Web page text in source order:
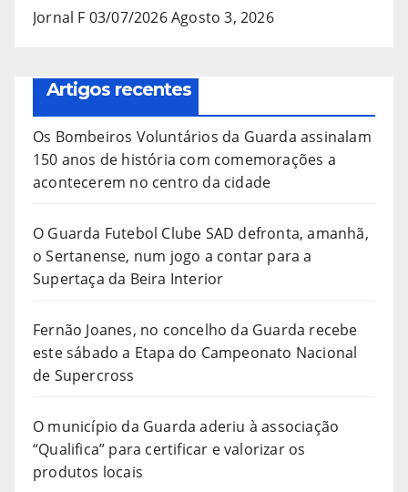
Jornal F 03/07/2026Agosto 3, 2026
Artigos recentes
Os Bombeiros Voluntários da Guarda assinalam
150 anos de história com comemorações a
acontecerem no centro da cidade
O Guarda Futebol Clube SAD defronta, amanhã,
o Sertanense, num jogo a contar para a
Supertaça da Beira Interior
Fernão Joanes, no concelho da Guarda recebe
este sábado a Etapa do Campeonato Nacional
de Supercross
O município da Guarda aderiu à associação
“Qualifica” para certificar e valorizar os
produtos locais